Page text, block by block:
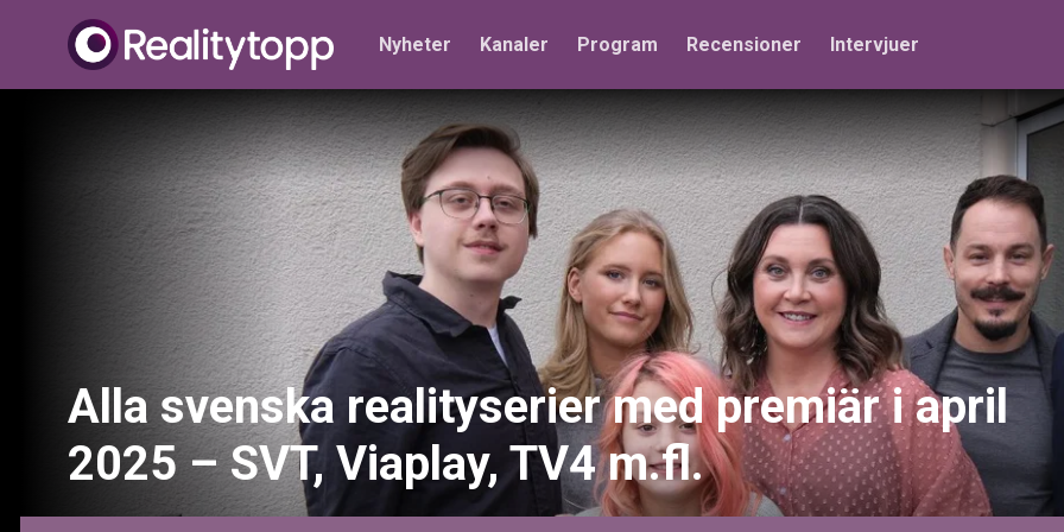
Nyheter Kanaler Program Recensioner Intervjuer
Alla svenska realityserier med premiär i april
2025 – SVT, Viaplay, TV4 m.fl.